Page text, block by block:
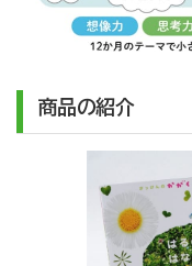
商品の紹介